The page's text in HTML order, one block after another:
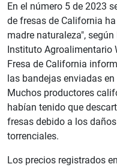
En el número 5 de 2023
de fresas de California
madre naturaleza", según
Instituto Agroalimentario
Fresa de California
las bandejas enviadas
Muchos productores
habían tenido que
fresas debido a los
torrenciales.
Los precios registrados